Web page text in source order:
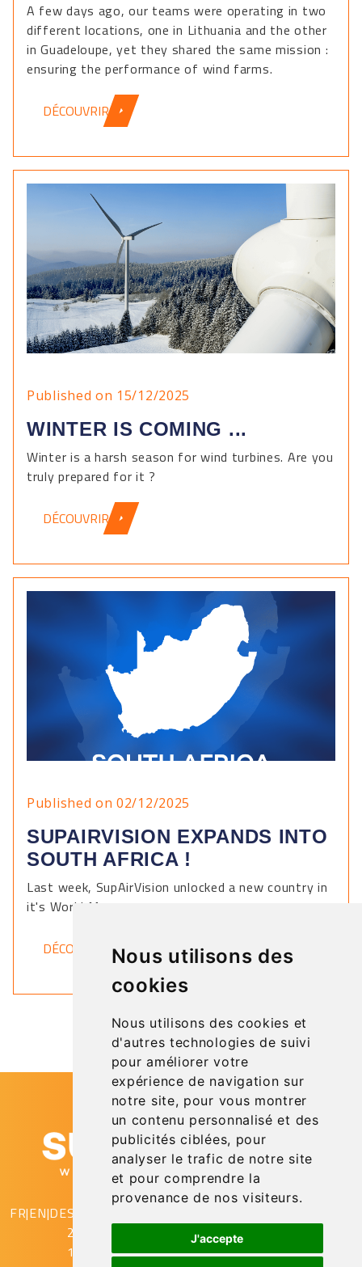
Nous utilisons des
cookies
Nous utilisons des cookies et
d'autres technologies de suivi
pour améliorer votre
expérience de navigation sur
notre site, pour vous montrer
un contenu personnalisé et des
publicités ciblées, pour
analyser le trafic de notre site
et pour comprendre la
provenance de nos visiteurs.
J'accepte
A few days ago, our teams were operating in two
different locations, one in Lithuania and the other
in Guadeloupe, yet they shared the same mission :
ensuring the performance of wind farms.
DÉCOUVRIR
Published on 15/12/2025
WINTER IS COMING ...
Winter is a harsh season for wind turbines. Are you
truly prepared for it ?
DÉCOUVRIR
Published on 02/12/2025
SUPAIRVISION EXPANDS INTO
SOUTH AFRICA !
Last week, SupAirVision unlocked a new country in
it's World Map.
DÉCOUVRIR
FR|EN|DESupAirVision
2 rue Gustave Eiffel
10430 Rosières Près Troyes